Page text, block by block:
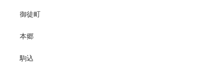
御徒町
本郷
駒込